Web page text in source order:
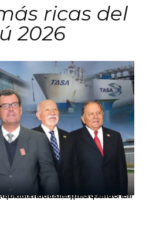
ricas del
2026
en Áncash mediante inversiones en comercio, educación, salud e industria pesquera.